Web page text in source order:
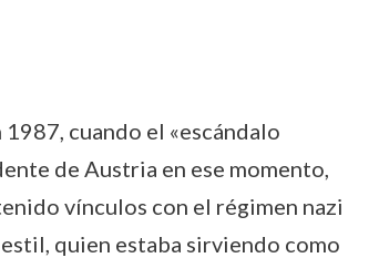
cuando el «escándalo
de Austria en ese momento,
vínculos con el régimen nazi
quien estaba sirviendo como